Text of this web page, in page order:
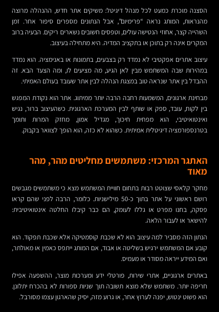
הסצנה מוכרת כמעט לכל מנהל דיגיטל: משיקים אתר חדש, ההנהלה מרוצה
מהנראות, המותג נראה “פרימיום”, אבל הנתונים מספרים סיפור אחר. זמן
השהייה קצר, אחוזי הנטישה עולים, וטפסים חשובים נשארים ריקים. הבעיה ברוב
המקרים אינה רק בתוכן או בתקציב המדיה. היא מתחילה בעיצוב.
עיצוב אתרים אפקטיבי לא נמדד רק בצבעים, בתמונות או באנימציה. הוא נמדד
במהירות שבה המשתמש מבין לאן הגיע, מה מציעים לו, ומה הצעד הבא. זה
ההבדל בין אתר שנראה טוב במצגת הנהלה לבין אתר שעובד בעולם האמיתי.
מבחינת ארגונים, המשמעות רחבה הרבה יותר ממיתוג. אתר הוא נקודת המפגש
בין לקוח, עובד, ספק או שותף לבין המערכת הארגונית. כשהעיצוב ברור, נגיש
ואינטואיטיבי, הוא מפחית חיכוך, מגדיל אמון, מחזק המרות ותומך
בטרנספורמציה דיגיטלית אמיתית. כשהוא לא כזה, הוא הופך לצוואר בקבוק.
האתגר המרכזי: משתמשים מחליטים מהר, מהר
מאוד
מחקר קלאסי שצוטט רבות בתחום חוויית המשתמש מצא כי משתמשים מגבשים
רושם ראשוני על אתר בתוך כ-50 מילישניות. כלומר, הרבה לפני שהם קראו
פסקה, בחנו מפרט או גללו לעומק, הם כבר קיבלו החלטה אינטואיטיבית:
להישאר או לעבור הלאה.
הנתון הזה מסביר למה עיצוב הוא לא שכבת קוסמטיקה אלא שכבת תפקוד. הוא
קובע אם המשתמש ירגיש בשליטה או אבוד, אם המותג ייתפס כאמין או מאולתר,
ואם המידע ייראה מסודר או מעמיס.
באתרים ארגוניים, אתרי שירות, פורטלי ידע ומערכות מוצר, ההשפעה אפילו
חריפה יותר. משתמש שלא מוצא תשובה תוך שניות ספורות לא בהכרח יתלונן.
הוא פשוט ינטוש, יפנה לערוץ אחר, או גרוע מזה, יסיק שהארגון עצמו מסורבל.